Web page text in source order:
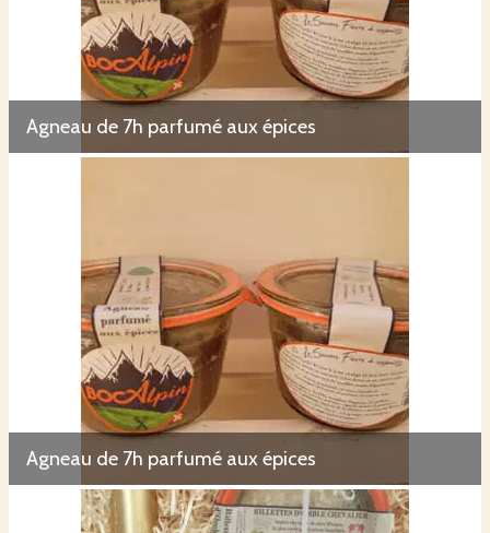
Agneau de 7h parfumé aux épices
Agneau de 7h parfumé aux épices